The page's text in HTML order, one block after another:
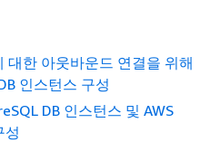
대한 아웃바운드 연결을 위해
인스턴스 구성
DB 인스턴스 및 AWS
성